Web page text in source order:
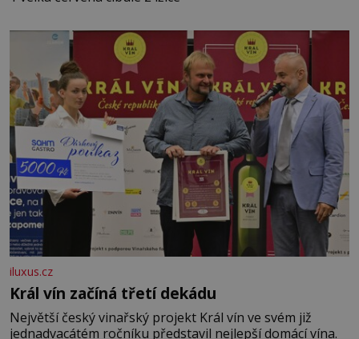
iluxus.cz
Král vín začíná třetí dekádu
Největší český vinařský projekt Král vín ve svém již
jednadvacátém ročníku představil nejlepší domácí vína.